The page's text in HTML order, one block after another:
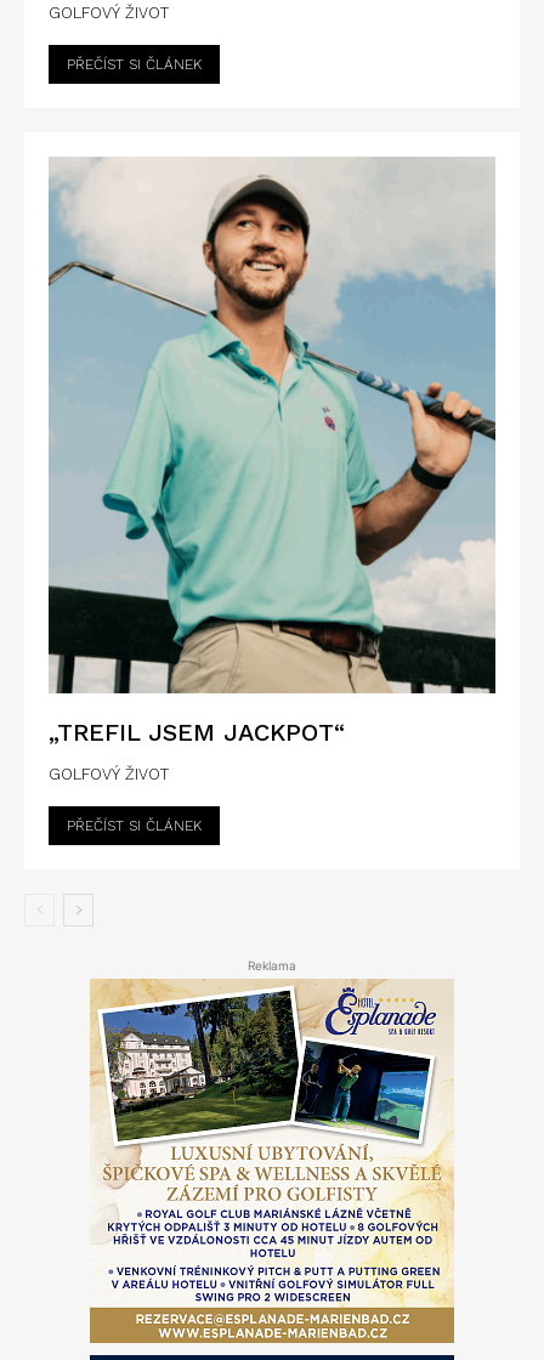
GOLFOVÝ ŽIVOT
PŘEČÍST SI ČLÁNEK
„TREFIL JSEM JACKPOT“
GOLFOVÝ ŽIVOT
PŘEČÍST SI ČLÁNEK
Reklama